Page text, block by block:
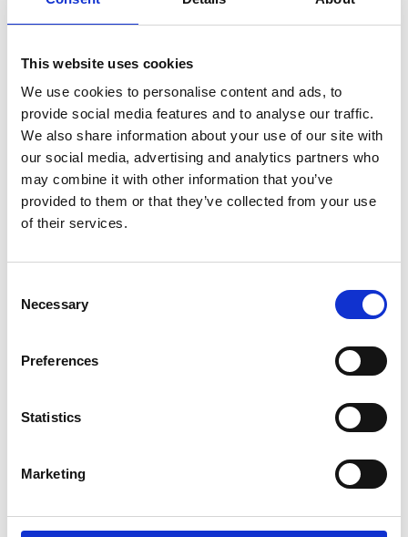
This website uses cookies
We use cookies to personalise content and ads, to
provide social media features and to analyse our traffic.
We also share information about your use of our site with
our social media, advertising and analytics partners who
may combine it with other information that you’ve
provided to them or that they’ve collected from your use
of their services.
Selection
Necessary
Preferences
Statistics
Marketing
Lofsdalens Fjällanläggning, om sommar och livet i
Läs mer
LIVET I LOFSDALEN - SARA